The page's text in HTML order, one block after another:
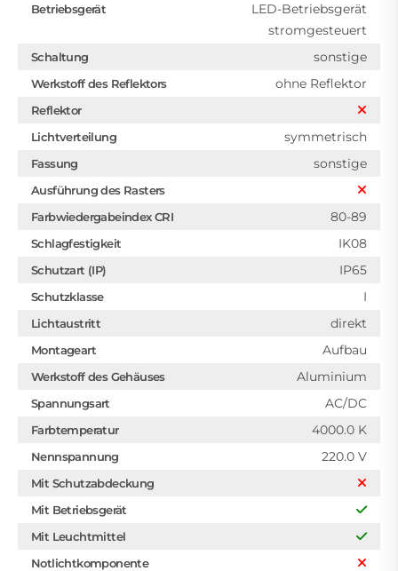
Betriebsgerät
LED-Betriebsgerät
stromgesteuert
Schaltung sonstige
Werkstoff des Reflektors ohne Reflektor
Reflektor
Lichtverteilung
symmetrisch
Fassung sonstige
Ausführung des Rasters
Farbwiedergabeindex CRI
80-89
Schlagfestigkeit IK08
Schutzart (IP) IP65
Schutzklasse I
Lichtaustritt direkt
Montageart Aufbau
Werkstoff des Gehäuses Aluminium
Spannungsart AC/DC
Farbtemperatur 4000.0 K
Nennspannung 220.0 V
Mit Schutzabdeckung
Mit Betriebsgerät
Mit Leuchtmittel
Notlichtkomponente